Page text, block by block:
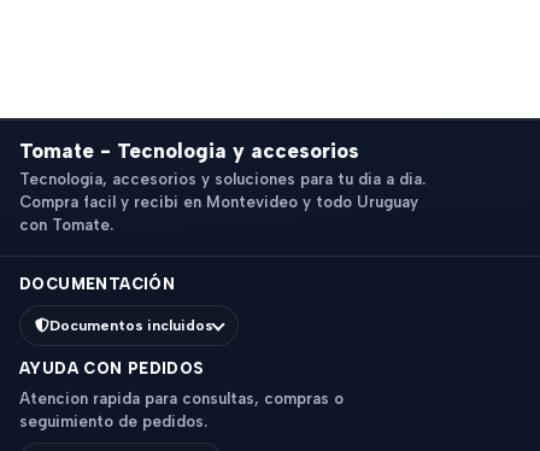
Tomate - Tecnologia y accesorios
Tecnologia, accesorios y soluciones para tu dia a dia.
Compra facil y recibi en Montevideo y todo Uruguay
con Tomate.
DOCUMENTACIÓN
Documentos incluidos
AYUDA CON PEDIDOS
Atencion rapida para consultas, compras o
seguimiento de pedidos.